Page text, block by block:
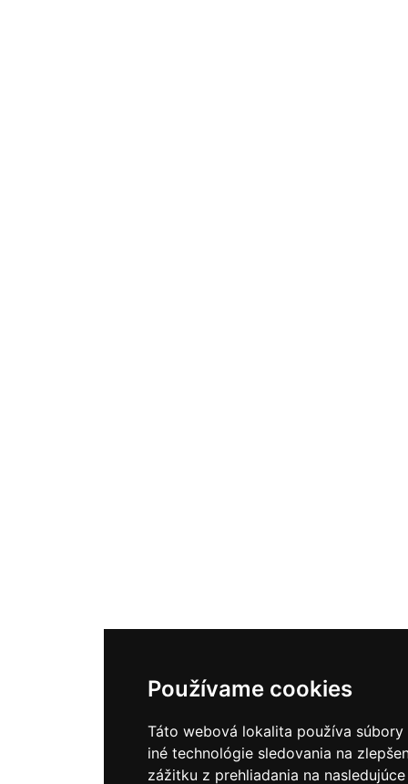
Používame cookies
Táto webová lokalita používa
iné technológie sledovania na
zážitku z prehliadania na